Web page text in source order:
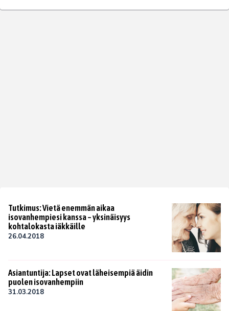
Tutkimus: Vietä enemmän aikaa
isovanhempiesi kanssa – yksinäisyys
kohtalokasta iäkkäille
26.04.2018
Asiantuntija: Lapset ovat läheisempiä äidin
puolen isovanhempiin
31.03.2018